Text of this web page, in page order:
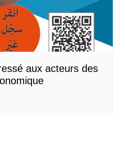
aux acteurs des